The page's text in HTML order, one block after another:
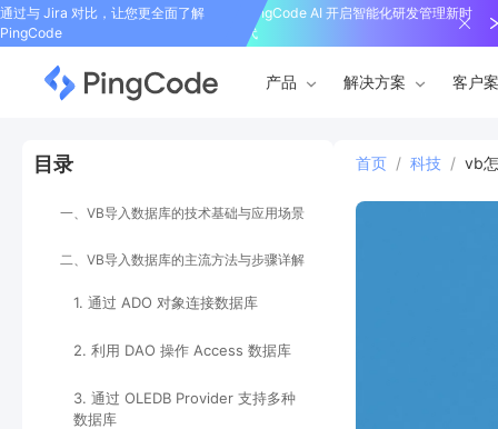
通过与 Jira 对比，让您更全面了解
PingCode
PingCode AI 开启智能化研发管理新时
代
产品 解决方案 客户
目录
一、VB导入数据库的技术基础与应用场景
二、VB导入数据库的主流方法与步骤详解
1. 通过 ADO 对象连接数据库
2. 利用 DAO 操作 Access 数据库
3. 通过 OLEDB Provider 支持多种
数据库
首页 / 科技 / vb